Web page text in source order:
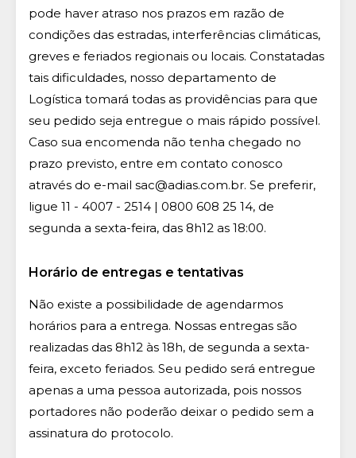
pode haver atraso nos prazos em razão de
condições das estradas, interferências climáticas,
greves e feriados regionais ou locais. Constatadas
tais dificuldades, nosso departamento de
Logística tomará todas as providências para que
seu pedido seja entregue o mais rápido possível.
Caso sua encomenda não tenha chegado no
prazo previsto, entre em contato conosco
através do e-mail sac@adias.com.br. Se preferir,
ligue 11 - 4007 - 2514 | 0800 608 25 14, de
segunda a sexta-feira, das 8h12 as 18:00.
Horário de entregas e tentativas
Não existe a possibilidade de agendarmos
horários para a entrega. Nossas entregas são
realizadas das 8h12 às 18h, de segunda a sexta-
feira, exceto feriados. Seu pedido será entregue
apenas a uma pessoa autorizada, pois nossos
portadores não poderão deixar o pedido sem a
assinatura do protocolo.